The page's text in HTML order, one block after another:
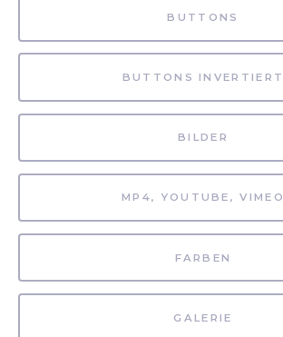
BUTTONS
BUTTONS INVERTIERT
BILDER
MP4, YOUTUBE, VIMEO
FARBEN
GALERIE